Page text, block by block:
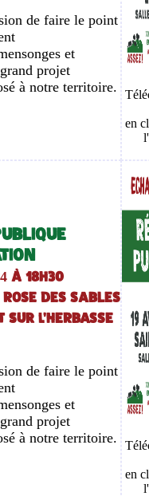
de faire le point
et
projet
à notre territoire.
en
à 18h30
DES SABLES
sur l'HERBASSE
de faire le point
et
projet
à notre territoire.
en